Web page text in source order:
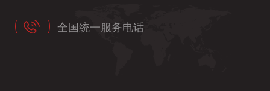
全国统一服务电话